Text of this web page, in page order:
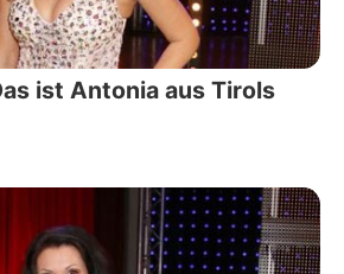
ist Antonia aus Tirols